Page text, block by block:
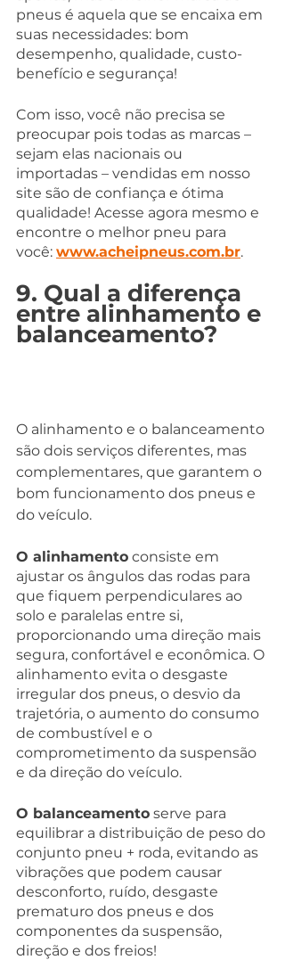
pneus é aquela que se encaixa em
suas necessidades: bom
desempenho, qualidade, custo-
benefício e segurança!
Com isso, você não precisa se
preocupar pois todas as marcas –
sejam elas nacionais ou
importadas – vendidas em nosso
site são de confiança e ótima
qualidade! Acesse agora mesmo e
encontre o melhor pneu para
você: www.acheipneus.com.br.
9. Qual a diferença
entre alinhamento e
balanceamento?
O alinhamento e o balanceamento
são dois serviços diferentes, mas
complementares, que garantem o
bom funcionamento dos pneus e
do veículo.
O alinhamento consiste em
ajustar os ângulos das rodas para
que fiquem perpendiculares ao
solo e paralelas entre si,
proporcionando uma direção mais
segura, confortável e econômica. O
alinhamento evita o desgaste
irregular dos pneus, o desvio da
trajetória, o aumento do consumo
de combustível e o
comprometimento da suspensão
e da direção do veículo.
O balanceamento serve para
equilibrar a distribuição de peso do
conjunto pneu + roda, evitando as
vibrações que podem causar
desconforto, ruído, desgaste
prematuro dos pneus e dos
componentes da suspensão,
direção e dos freios!